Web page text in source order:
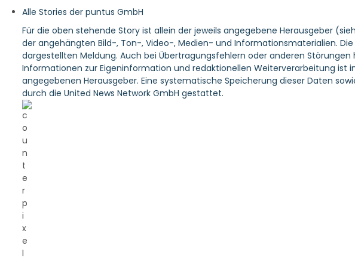
Alle Stories der puntus GmbH
Für die oben stehende Story ist allein der jeweils angegebene Herausgeber
der angehängten Bild-, Ton-, Video-, Medien- und Informationsmaterialien.
dargestellten Meldung. Auch bei Übertragungsfehlern oder anderen
Informationen zur Eigeninformation und redaktionellen Weiterverarbeitung ist
angegebenen Herausgeber. Eine systematische Speicherung dieser Daten
durch die United News Network GmbH gestattet.